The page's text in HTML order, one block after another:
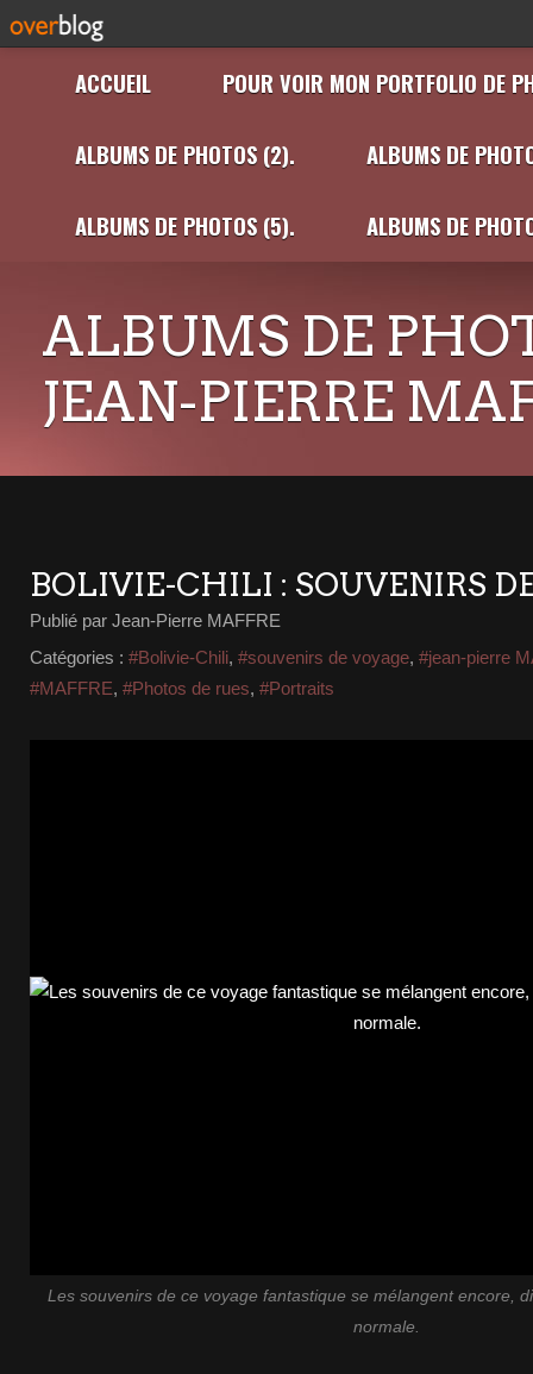
ACCUEIL POUR VOIR MON PORTFOLIO DE
ALBUMS DE PHOTOS (2). ALBUMS DE
ALBUMS DE PHOTOS (5). ALBUMS DE
ALBUMS DE
JEAN-PIERRE
BOLIVIE-CHILI : SOUVENIRS
Publié par Jean-Pierre MAFFRE
Catégories : #Bolivie-Chili, #souvenirs de voyage, #jean-pierre
#MAFFRE, #Photos de rues, #Portraits
Les souvenirs de ce voyage fantastique se mélangent encore,
normale.